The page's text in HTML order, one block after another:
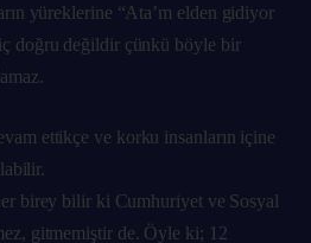
yüreklerine “Ata’m elden gidiyor
doğru değildir çünkü böyle bir
ettikçe ve korku insanların içine
birey bilir ki Cumhuriyet ve Sosyal
gitmemiştir de. Öyle ki; 12